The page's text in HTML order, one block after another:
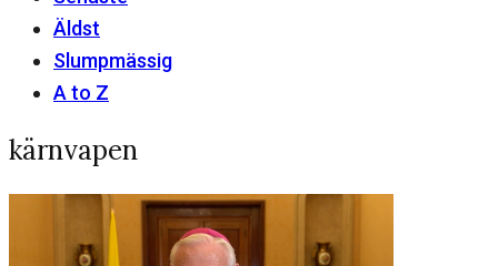
Äldst
Slumpmässig
A to Z
kärnvapen